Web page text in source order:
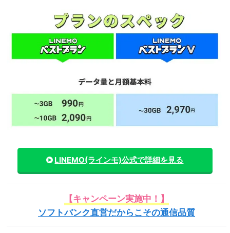
LINEMO(ラインモ)公式で詳細を見る
【キャンペーン実施中！】
ソフトバンク直営だからこその通信品質